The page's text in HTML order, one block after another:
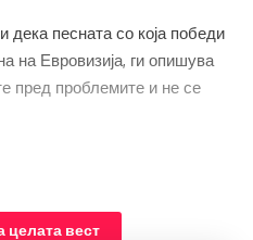
дека песната со која победи
на Евровизија, ги опишува
пред проблемите и не се
целата вест